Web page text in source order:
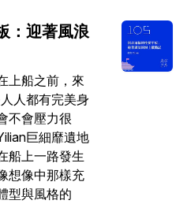
：迎著風浪
上船之前，來
人都有完美身
不會壓力很
巨細靡遺地
船上一路發生
想像中那樣充
型與風格的